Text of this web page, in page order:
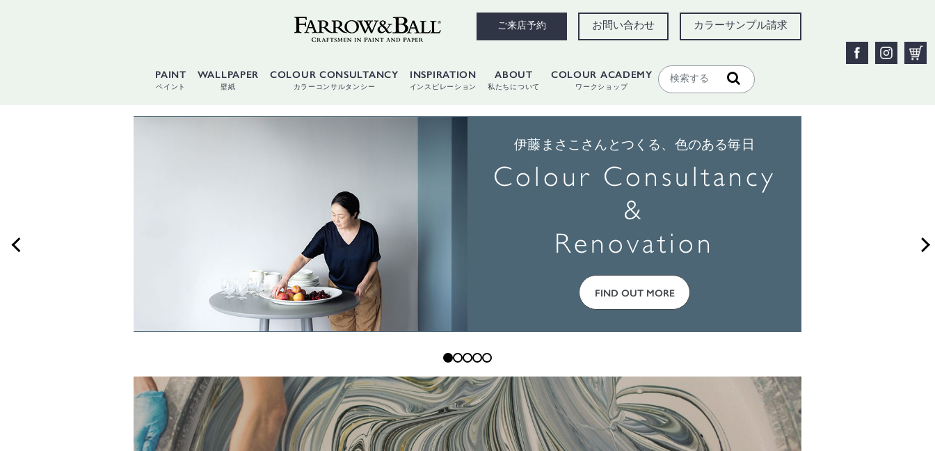
ご来店予約 お問い合わせ カラーサンプル請求
PAINT
ペイント
WALLPAPER
壁紙
COLOUR CONSULTANCY
カラーコンサルタンシー
INSPIRATION
インスピレーション
ABOUT
私たちについて
COLOUR ACADEMY
ワークショップ
伊藤まさこさんとつくる、色のある毎日
Colour Consultancy
&
Renovation
FIND OUT MORE